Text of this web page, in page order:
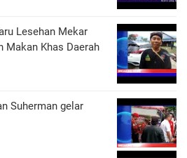
Lesehan Mekar
Makan Khas Daerah
Suherman gelar